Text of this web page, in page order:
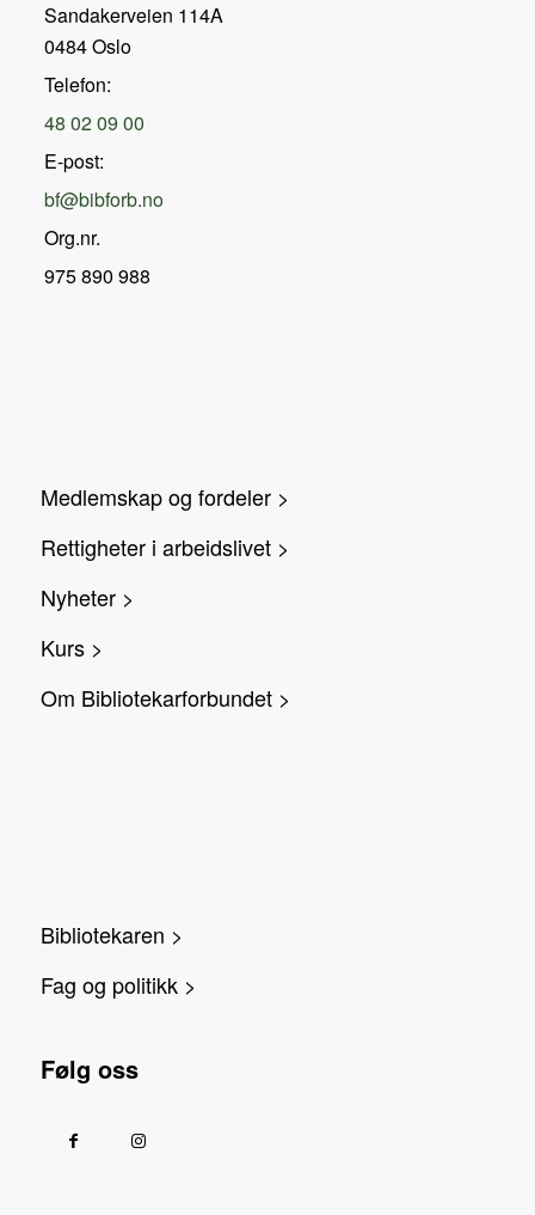
Sandakerveien 114A
0484 Oslo
Telefon:
48 02 09 00
E-post:
bf@bibforb.no
Org.nr.
975 890 988
Medlemskap og fordeler >
Rettigheter i arbeidslivet >
Nyheter >
Kurs >
Om Bibliotekarforbundet >
Bibliotekaren >
Fag og politikk >
Følg oss